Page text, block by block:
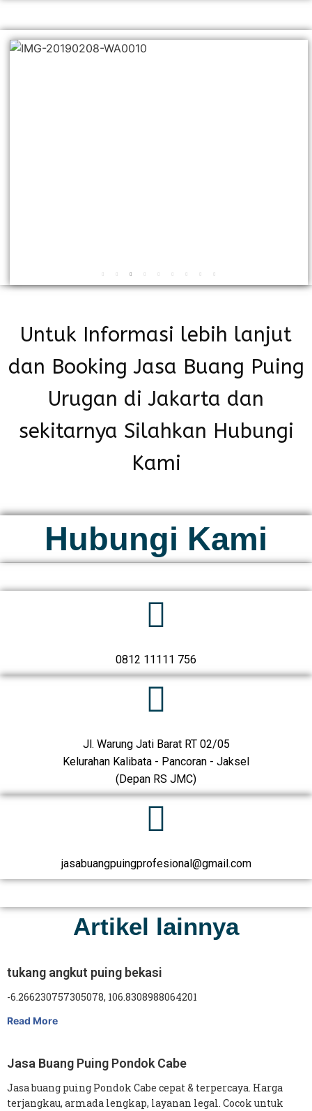
Untuk Informasi lebih lanjut
dan Booking Jasa Buang Puing
Urugan di Jakarta dan
sekitarnya Silahkan Hubungi
Kami
Hubungi Kami
0812 11111 756
Jl. Warung Jati Barat RT 02/05
Kelurahan Kalibata - Pancoran - Jaksel
(Depan RS JMC)
jasabuangpuingprofesional@gmail.com
Artikel lainnya
tukang angkut puing bekasi
-6.266230757305078, 106.8308988064201
Read More
Jasa Buang Puing Pondok Cabe
Jasa buang puing Pondok Cabe cepat & terpercaya. Harga
terjangkau, armada lengkap, layanan legal. Cocok untuk